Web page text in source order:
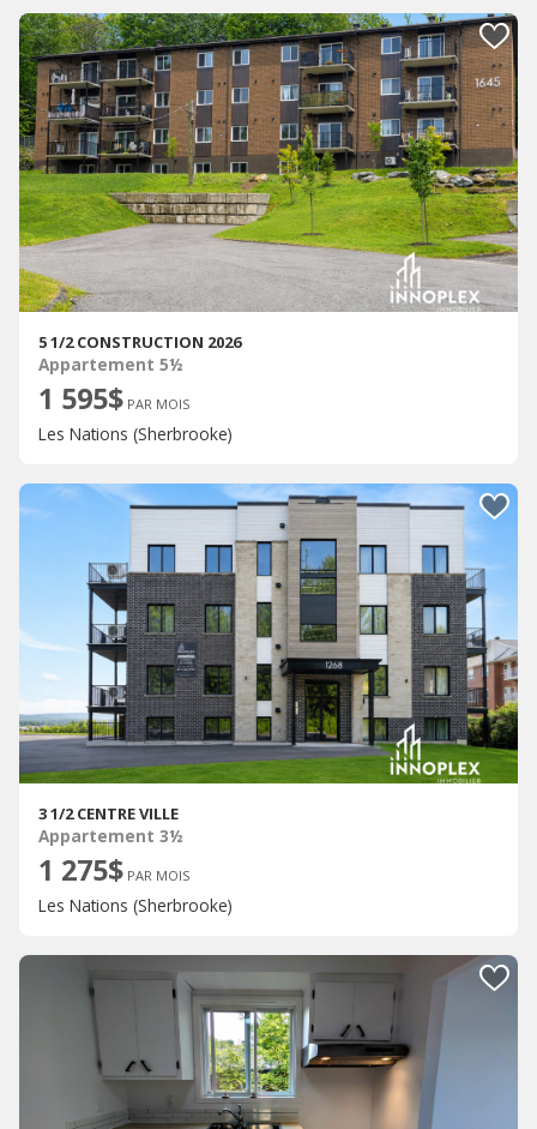
5 1/2 CONSTRUCTION 2026
Appartement 5½
1 595$ PAR MOIS
Les Nations (Sherbrooke)
3 1/2 CENTRE VILLE
Appartement 3½
1 275$ PAR MOIS
Les Nations (Sherbrooke)